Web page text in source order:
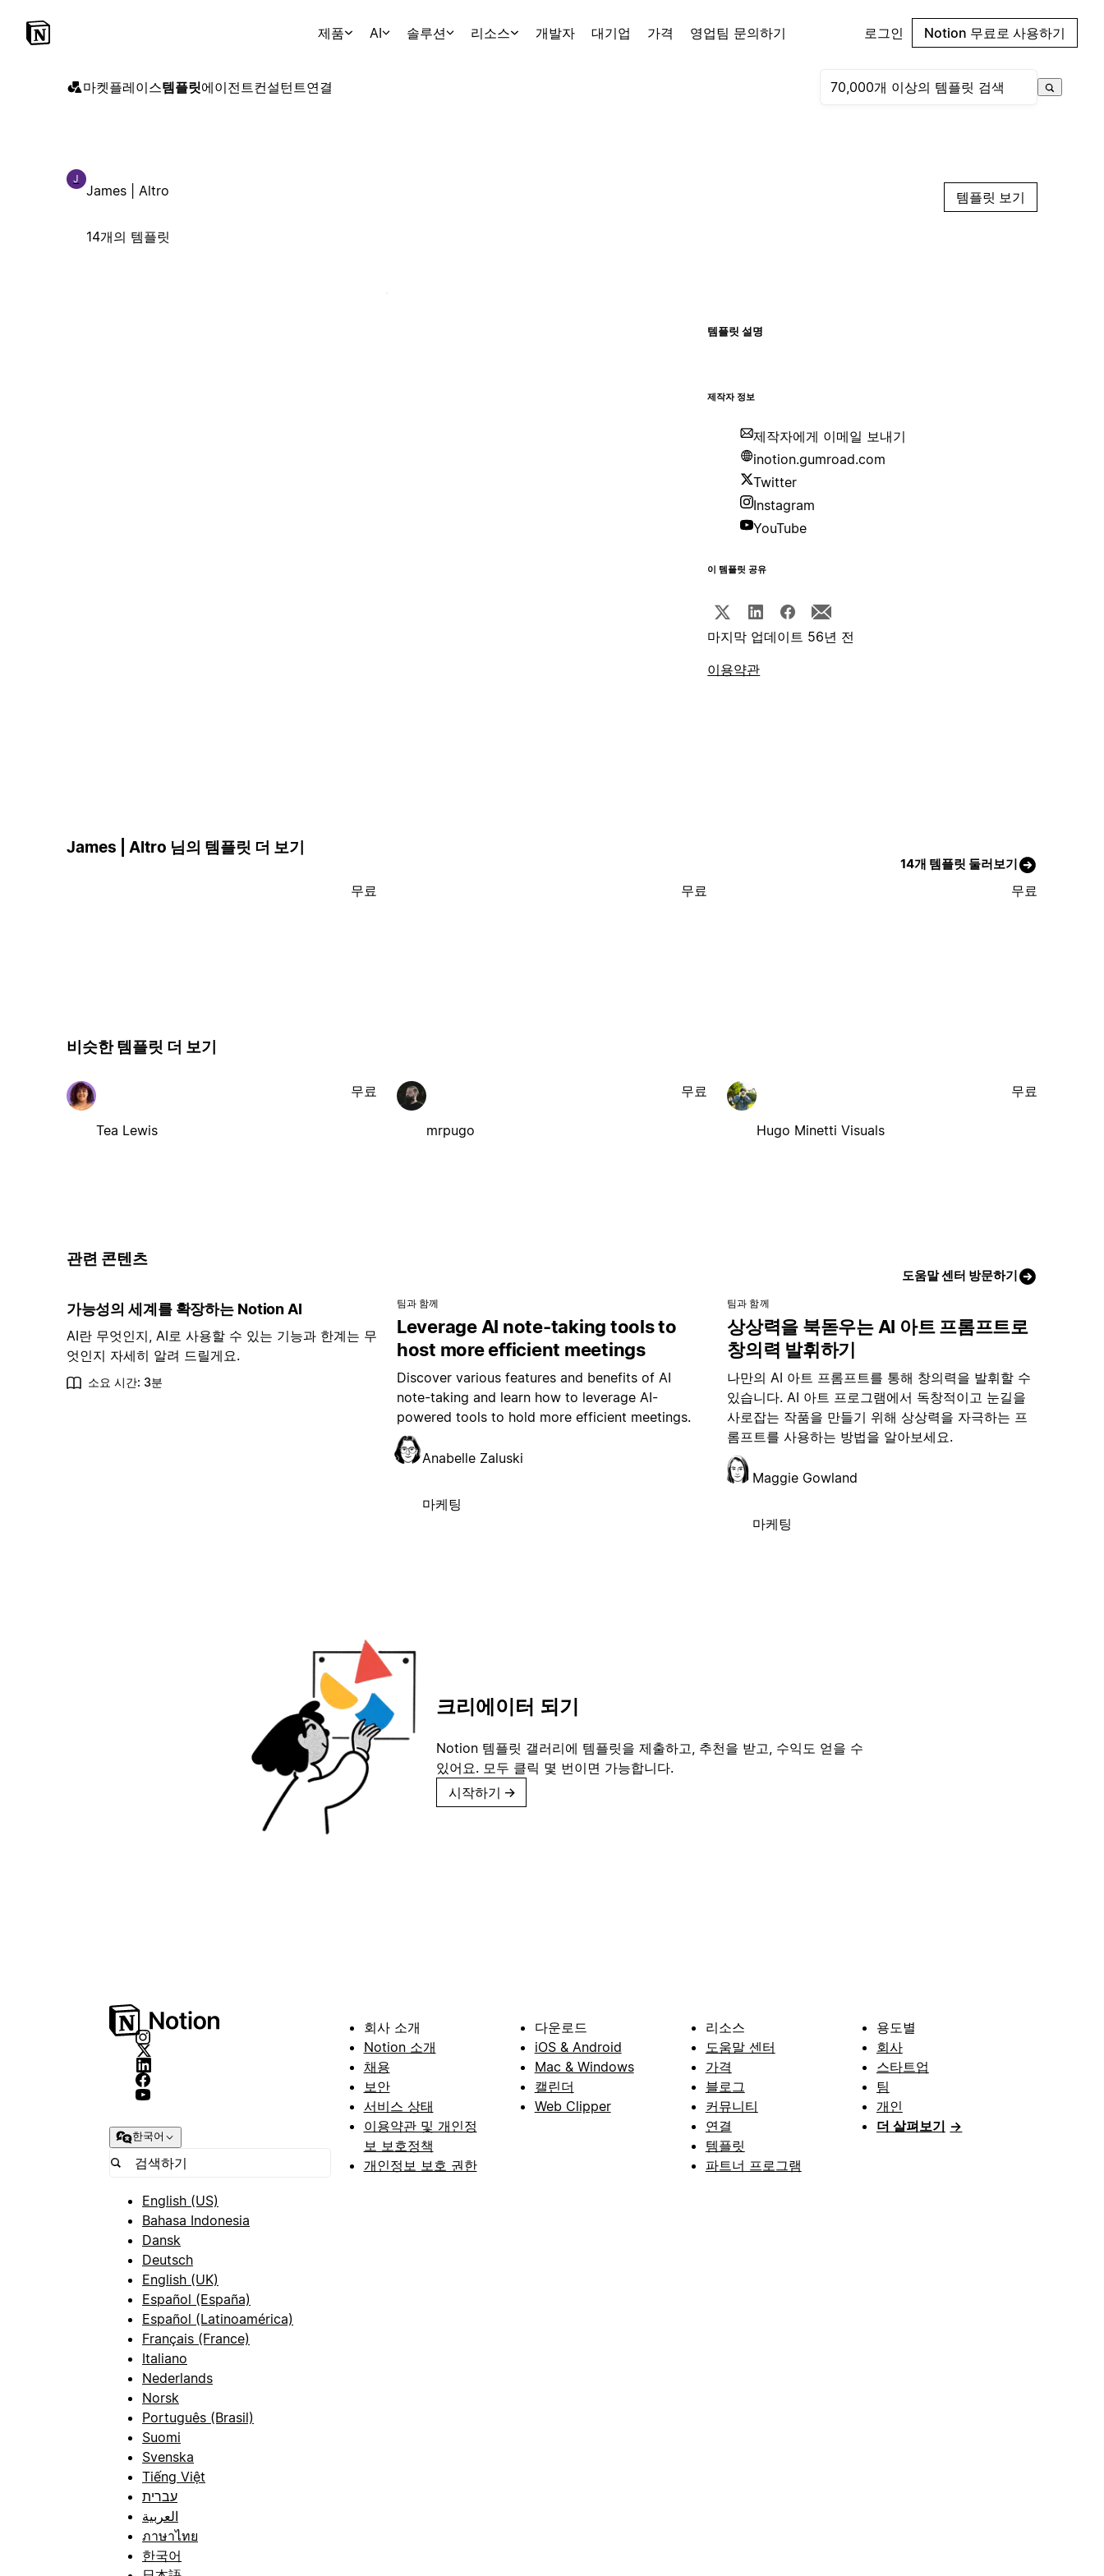
제품 AI 솔루션 리소스 개발자 대기업 가격 영업팀 문의하기 로그인 Notion 무료로 사용하기
마켓플레이스템플릿에이전트컨설턴트연결
J
James | Altro
14개의 템플릿
템플릿 보기
템플릿 설명
제작자 정보
제작자에게 이메일 보내기
inotion.gumroad.com
Twitter
Instagram
YouTube
이 템플릿 공유
마지막 업데이트 56년 전
이용약관
James | Altro 님의 템플릿 더 보기
14개 템플릿 둘러보기
무료 무료 무료
비슷한 템플릿 더 보기
Tea Lewis
무료
mrpugo
무료
Hugo Minetti Visuals
무료
관련 콘텐츠
도움말 센터 방문하기
가능성의 세계를 확장하는 Notion AI
AI란 무엇인지, AI로 사용할 수 있는 기능과 한계는 무
엇인지 자세히 알려 드릴게요.
소요 시간: 3분
팀과 함께
Leverage AI note-taking tools to
host more efficient meetings
Discover various features and benefits of AI
note-taking and learn how to leverage AI-
powered tools to hold more efficient meetings.
Anabelle Zaluski
마케팅
팀과 함께
상상력을 북돋우는 AI 아트 프롬프트로
창의력 발휘하기
나만의 AI 아트 프롬프트를 통해 창의력을 발휘할 수
있습니다. AI 아트 프로그램에서 독창적이고 눈길을
사로잡는 작품을 만들기 위해 상상력을 자극하는 프
롬프트를 사용하는 방법을 알아보세요.
Maggie Gowland
마케팅
크리에이터 되기
Notion 템플릿 갤러리에 템플릿을 제출하고, 추천을 받고, 수익도 얻을 수
있어요. 모두 클릭 몇 번이면 가능합니다.
시작하기 →
한국어
English (US)
Bahasa Indonesia
Dansk
Deutsch
English (UK)
Español (España)
Español (Latinoamérica)
Français (France)
Italiano
Nederlands
Norsk
Português (Brasil)
Suomi
Svenska
Tiếng Việt
עברית
العربية
ภาษาไทย
한국어
회사 소개
Notion 소개
채용
보안
서비스 상태
이용약관 및 개인정
보 보호정책
개인정보 보호 권한
다운로드
iOS & Android
Mac & Windows
캘린더
Web Clipper
리소스
도움말 센터
가격
블로그
커뮤니티
연결
템플릿
파트너 프로그램
용도별
회사
스타트업
팀
개인
더 살펴보기 →